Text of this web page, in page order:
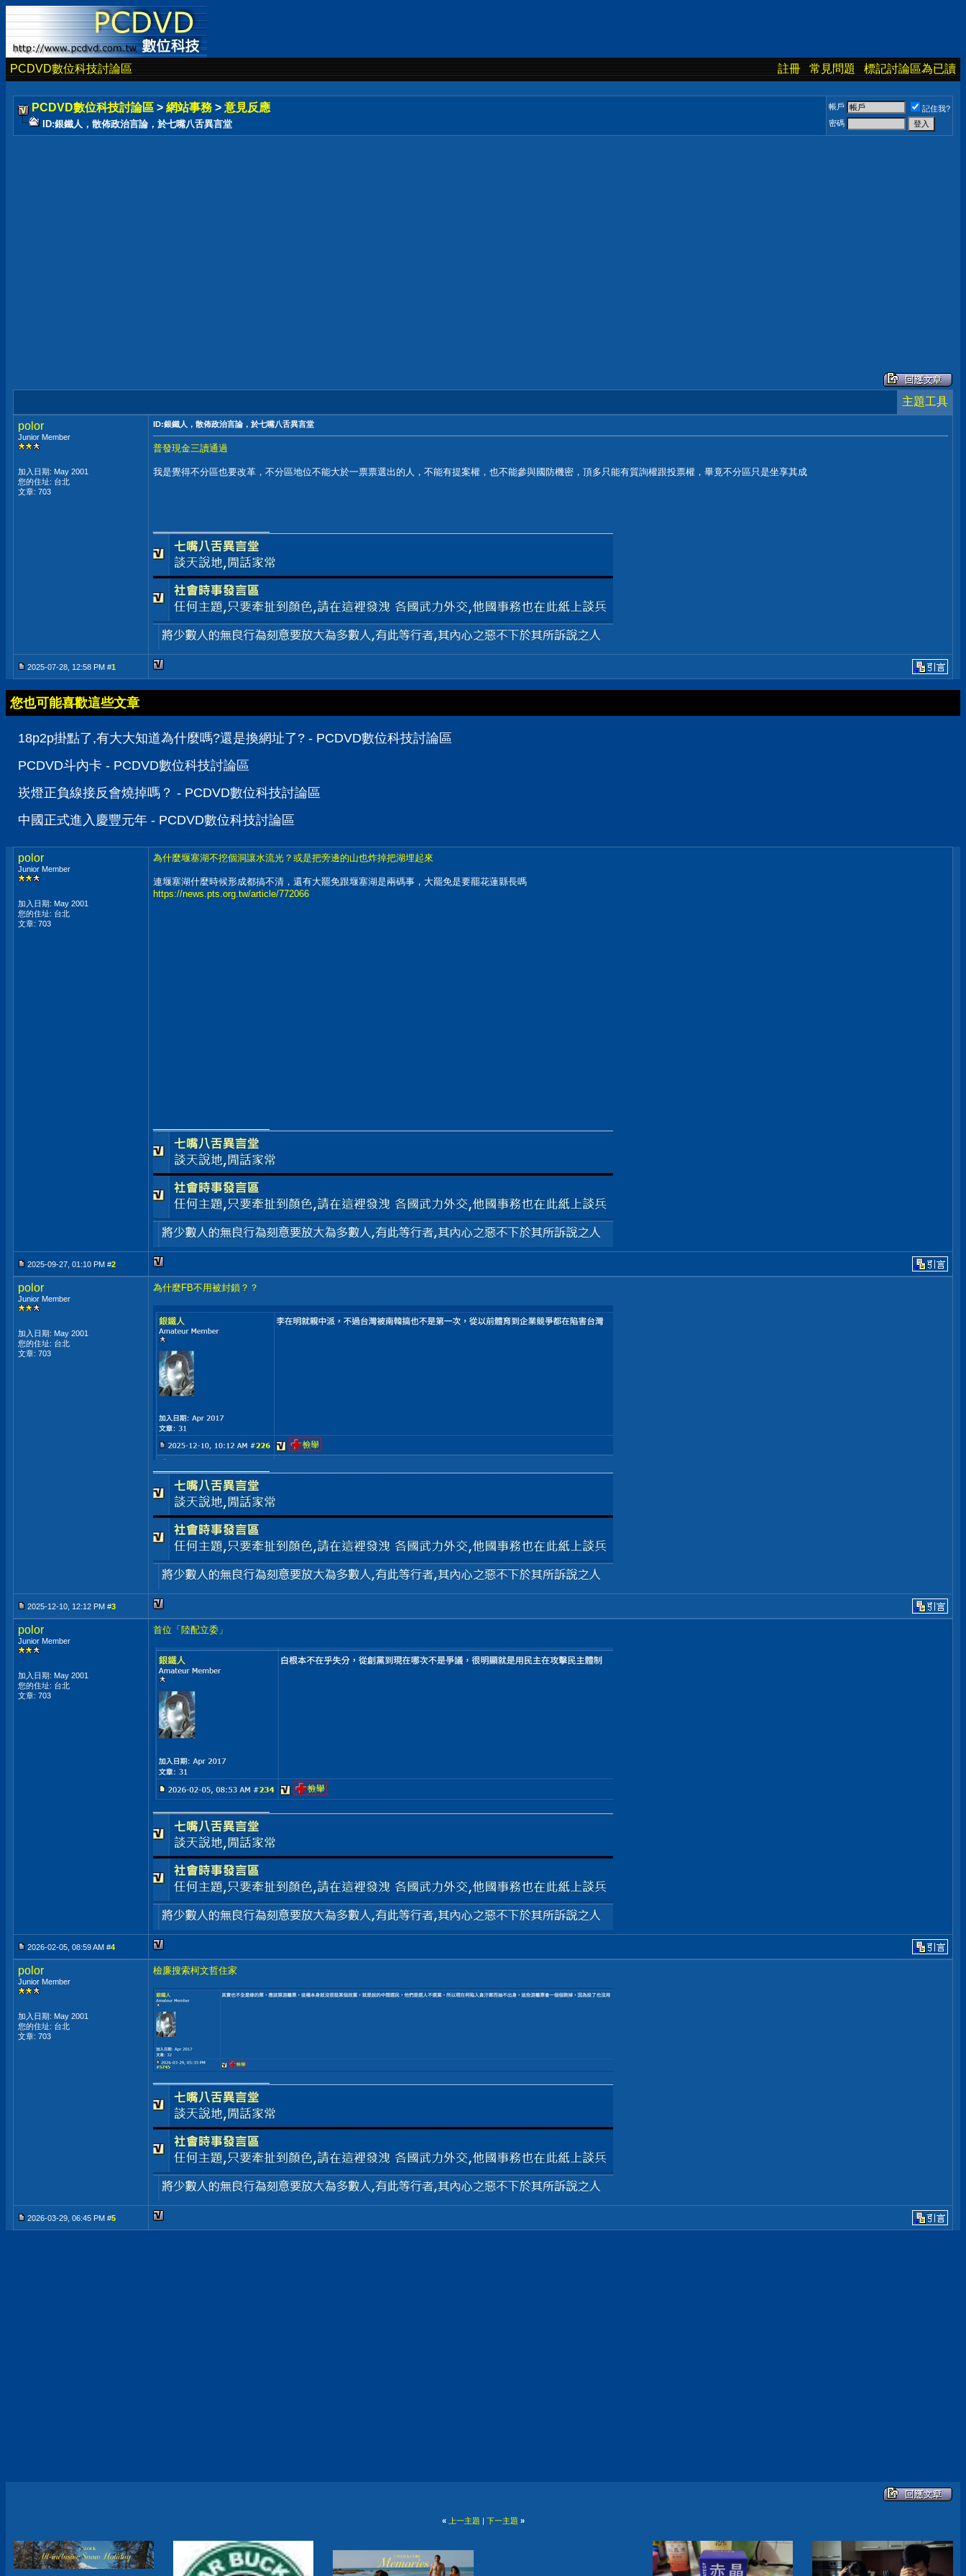
PCDVD數位科技討論區 註冊 常見問題 標記討論區為已讀
PCDVD數位科技討論區 > 網站事務 > 意見反應
ID:銀鐵人，散佈政治言論，於七嘴八舌異言堂
帳戶
記住我?
密碼
主題工具
polor
Junior Member
加入日期: May 2001
您的住址: 台北
文章: 703
ID:銀鐵人，散佈政治言論，於七嘴八舌異言堂
普發現金三讀通過
我是覺得不分區也要改革，不分區地位不能大於一票票選出的人，不能有提案權，也不能參與國防機密，頂多只能有質詢權跟投票權，畢竟不分區只是坐享其成
2025-07-28, 12:58 PM #1
您也可能喜歡這些文章
18p2p掛點了,有大大知道為什麼嗎?還是換網址了? - PCDVD數位科技討論區
PCDVD斗內卡 - PCDVD數位科技討論區
崁燈正負線接反會燒掉嗎？ - PCDVD數位科技討論區
中國正式進入慶豐元年 - PCDVD數位科技討論區
polor
Junior Member
加入日期: May 2001
您的住址: 台北
文章: 703
為什麼堰塞湖不挖個洞讓水流光？或是把旁邊的山也炸掉把湖埋起來
連堰塞湖什麼時候形成都搞不清，還有大罷免跟堰塞湖是兩碼事，大罷免是要罷花蓮縣長嗎
https://news.pts.org.tw/article/772066
2025-09-27, 01:10 PM #2
polor
Junior Member
加入日期: May 2001
您的住址: 台北
文章: 703
為什麼FB不用被封鎖？？
2025-12-10, 12:12 PM #3
polor
Junior Member
加入日期: May 2001
您的住址: 台北
文章: 703
首位「陸配立委」
2026-02-05, 08:59 AM #4
polor
Junior Member
加入日期: May 2001
您的住址: 台北
文章: 703
檢廉搜索柯文哲住家
2026-03-29, 06:45 PM #5
« 上一主題 | 下一主題 »